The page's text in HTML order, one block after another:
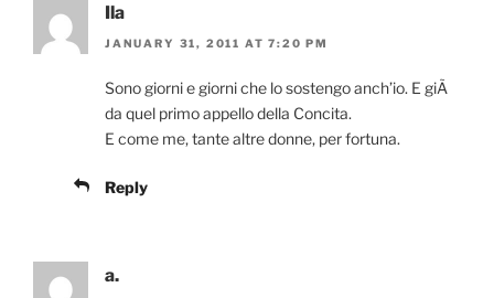
Ila
JANUARY 31, 2011 AT 7:20 PM
Sono giorni e giorni che lo sostengo anch’io. E giÃ
da quel primo appello della Concita.
E come me, tante altre donne, per fortuna.
Reply
a.